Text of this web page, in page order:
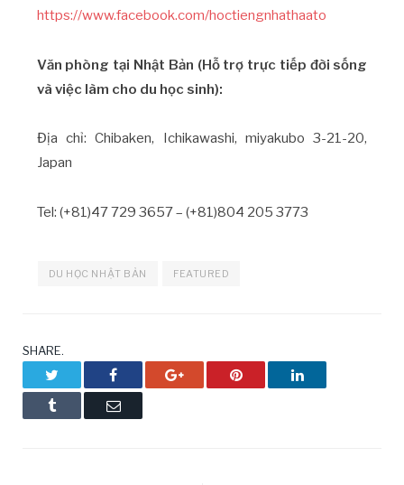
https://www.facebook.com/hoctiengnhathaato
Văn phòng tại Nhật Bản (Hỗ trợ trực tiếp đời sống
và việc làm cho du học sinh):
Địa chỉ: Chibaken, Ichikawashi, miyakubo 3-21-20,
Japan
Tel: (+81)47 729 3657 – (+81)804 205 3773
DU HỌC NHẬT BẢN FEATURED
SHARE.
Facebook Google+ Pinterest LinkedIn
Tumblr Email